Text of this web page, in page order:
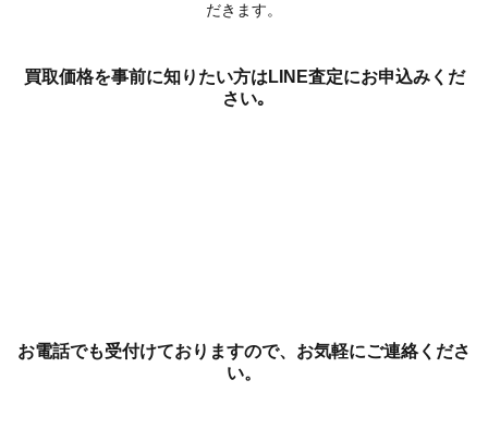
だきます。
買取価格を事前に知りたい方はLINE査定にお申込みくだ
さい｡
お電話でも受付けておりますので、お気軽にご連絡くださ
い。